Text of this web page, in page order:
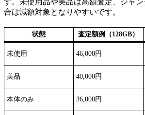
す。未使用品や美品は高額査定、ジャ
合は減額対象となりやすいです。
状態 査定額例（128GB）
未使用 46,000円
美品 40,000円
本体のみ 36,000円